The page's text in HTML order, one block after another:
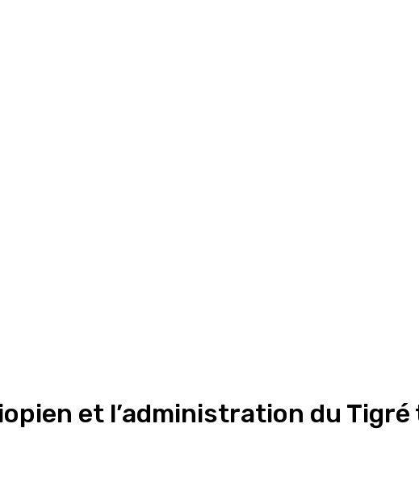
et l’administration du